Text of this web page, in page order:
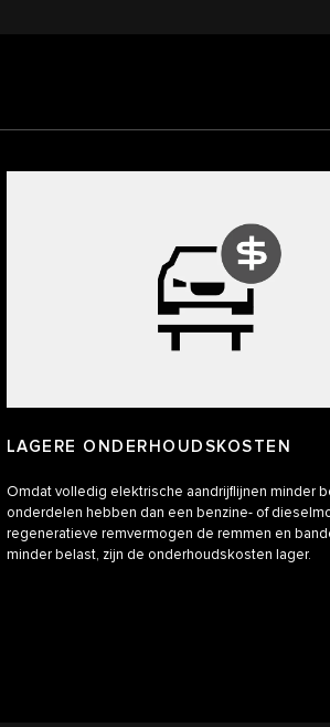
LAGERE ONDERHOUDSKOSTEN
Omdat volledig elektrische aandrijflijnen minder
onderdelen hebben dan een benzine- of
regeneratieve remvermogen de remmen en
minder belast, zijn de onderhoudskosten lager.